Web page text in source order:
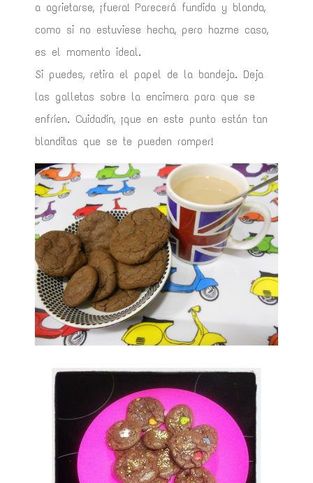
a agrietarse, ¡fuera! Parecerá fundida y blanda,
como si no estuviese hecha, pero hazme caso,
es el momento ideal.
Si puedes, retira el papel de la bandeja. Deja
las galletas sobre la encimera para que se
enfríen. Cuidadín, ¡que en este punto están tan
blanditas que se te pueden romper!